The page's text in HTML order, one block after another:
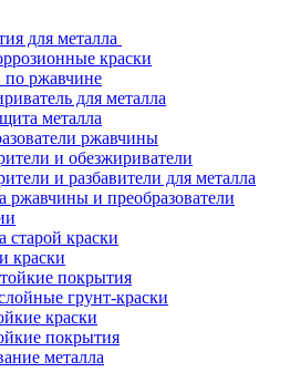
для металла
краски
по ржавчине
для металла
металла
ржавчины
и обезжириватели
и разбавители для металла
ржавчины и преобразователи
старой краски
краски
покрытия
грунт-краски
краски
покрытия
металла